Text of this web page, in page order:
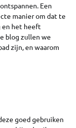
Een
manier om dat te
en het heeft
blog zullen we
zijn, en waarom
goed gebruiken